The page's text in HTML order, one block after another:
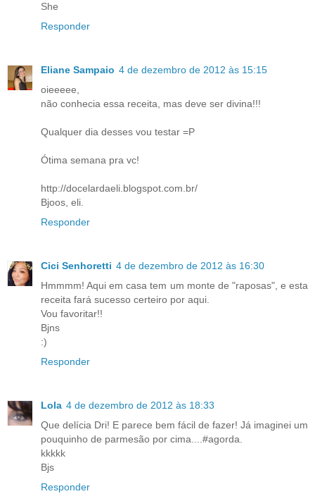
She
Responder
Eliane Sampaio 4 de dezembro de 2012 às 15:15
oieeeee,
não conhecia essa receita, mas deve ser divina!!!
Qualquer dia desses vou testar =P
Ótima semana pra vc!
http://docelardaeli.blogspot.com.br/
Bjoos, eli.
Responder
Cici Senhoretti 4 de dezembro de 2012 às 16:30
Hmmmm! Aqui em casa tem um monte de "raposas", e esta
receita fará sucesso certeiro por aqui.
Vou favoritar!!
Bjns
:)
Responder
Lola 4 de dezembro de 2012 às 18:33
Que delícia Dri! E parece bem fácil de fazer! Já imaginei um
pouquinho de parmesão por cima....#agorda.
kkkkk
Bjs
Responder